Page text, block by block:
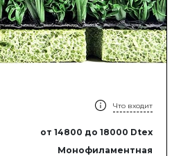
Что входит
от 14800 до 18000 Dtex
Монофиламентная